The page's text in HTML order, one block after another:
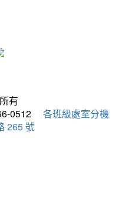
有
0512
各班級處室分機
265 號